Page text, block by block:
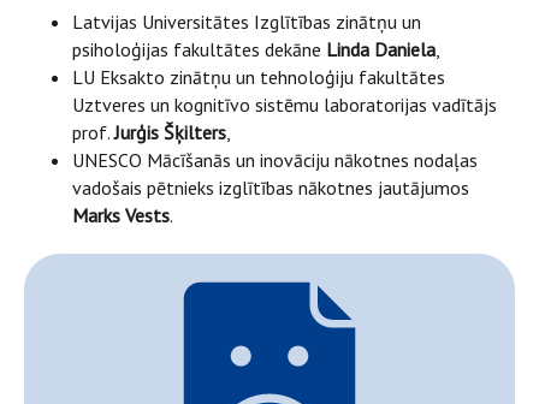
Latvijas Universitātes Izglītības zinātņu un
psiholoģijas fakultātes dekāne Linda Daniela,
LU Eksakto zinātņu un tehnoloģiju fakultātes
Uztveres un kognitīvo sistēmu laboratorijas vadītājs
prof.Jurģis Šķilters,
UNESCO Mācīšanās un inovāciju nākotnes nodaļas
vadošais pētnieks izglītības nākotnes jautājumos
Marks Vests.